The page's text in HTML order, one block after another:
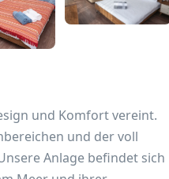
und Komfort vereint.
und der voll
Anlage befindet sich